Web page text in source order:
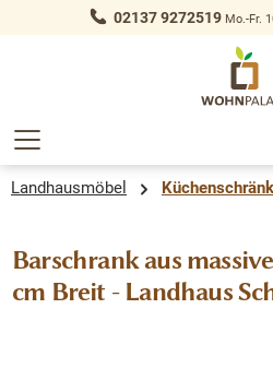
springen 02137 9272519Mo.-Fr.
Landhausmöbel
Barschrank aus
cm Breit - Landhaus